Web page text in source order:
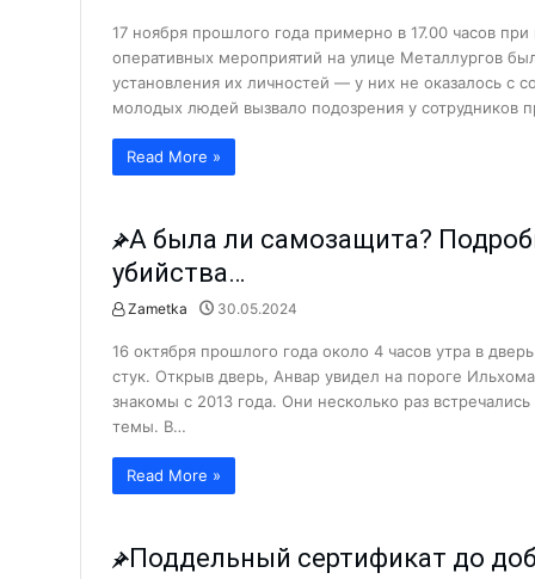
Что происходит в коллективах
Ансамблю танца «Ситора» —
Поддержка семьи и женщин:
С такими «земляками» и
Новое здание школы за
Счастье — это то, чем нужно
17 ноября прошлого года примерно в 17.00 часов
оперативных мероприятий на улице Металлургов
установления их личностей — у них не оказалось
молодых людей вызвало подозрения у сотрудников
Read More »
А была ли самозащита?
убийства…
Zametka 30.05.2024
16 октября прошлого года около 4 часов утра в
стук. Открыв дверь, Анвар увидел на пороге
знакомы с 2013 года. Они несколько раз
темы. В…
Read More »
Поддельный сертификат до